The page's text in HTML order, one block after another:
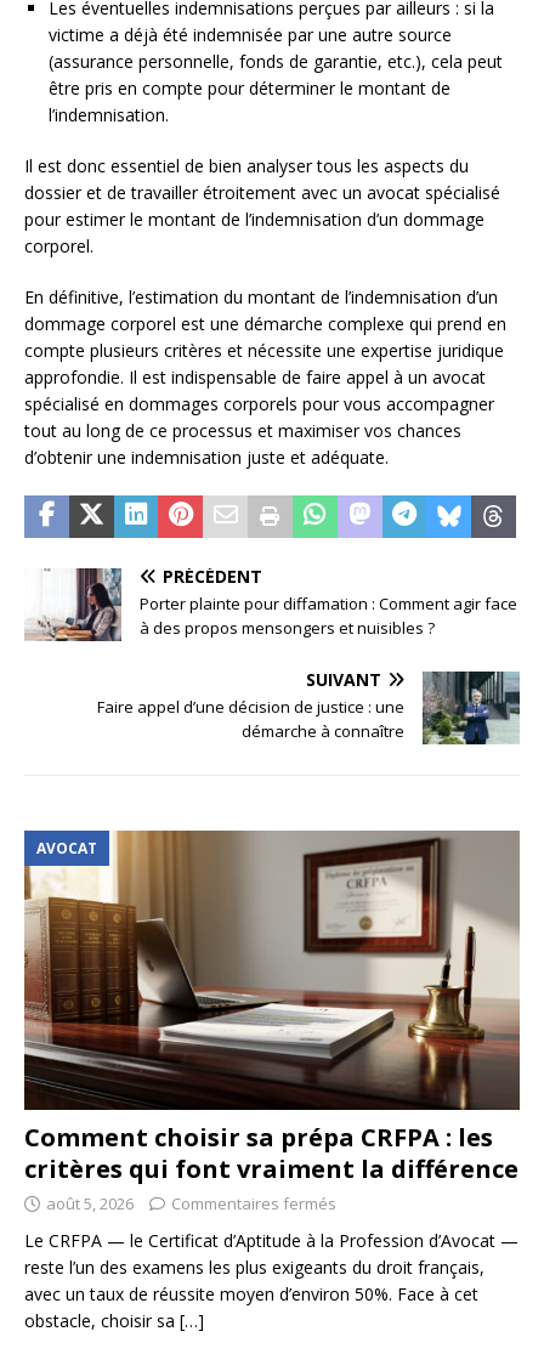
Les éventuelles indemnisations perçues par ailleurs : si la
victime a déjà été indemnisée par une autre source
(assurance personnelle, fonds de garantie, etc.), cela peut
être pris en compte pour déterminer le montant de
l’indemnisation.
Il est donc essentiel de bien analyser tous les aspects du
dossier et de travailler étroitement avec un avocat spécialisé
pour estimer le montant de l’indemnisation d’un dommage
corporel.
En définitive, l’estimation du montant de l’indemnisation d’un
dommage corporel est une démarche complexe qui prend en
compte plusieurs critères et nécessite une expertise juridique
approfondie. Il est indispensable de faire appel à un avocat
spécialisé en dommages corporels pour vous accompagner
tout au long de ce processus et maximiser vos chances
d’obtenir une indemnisation juste et adéquate.
PRÉCÉDENT
Porter plainte pour diffamation : Comment agir face
à des propos mensongers et nuisibles ?
SUIVANT
Faire appel d’une décision de justice : une
démarche à connaître
AVOCAT
Comment choisir sa prépa CRFPA : les
critères qui font vraiment la différence
août 5, 2026 Commentaires fermés
Le CRFPA — le Certificat d’Aptitude à la Profession d’Avocat —
reste l’un des examens les plus exigeants du droit français,
avec un taux de réussite moyen d’environ 50%. Face à cet
obstacle, choisir sa […]